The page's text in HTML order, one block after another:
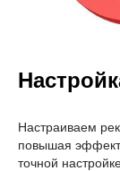
Настраиваем
повышая
точной